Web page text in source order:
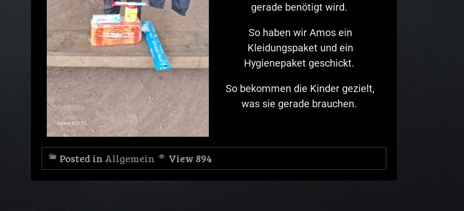
gerade benötigt wird.
So haben wir Amos ein
Kleidungspaket und ein
Hygienepaket geschickt.
So bekommen die Kinder gezielt,
was sie gerade brauchen.
Posted in Allgemein View 894